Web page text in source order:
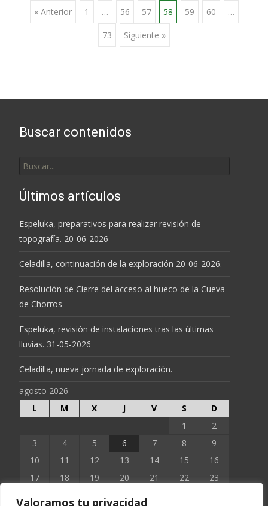
Valoramos tu privacidad
Ir
las
entradas
« Anterior 1 … 56 57 58 59 60 …
73 Siguiente »
Buscar contenidos
por:
Últimos artículos
Espeluka, preparativos para realizar revisión de
topografía. 20-06-2026
Celadilla, continuación de la exploración 20-06-2026.
Resolución de Cierre del acceso al hueco de la Cueva
de Chorros
Espeluka, revisión de instalaciones tras las últimas
lluvias. 31-05-2026
Celadilla, nueva jornada de exploración.
agosto 2026
L
M X J V S
D
1
2
3
4 5 6 7 8
9
10
11 12 13 14 15
16
17
18 19 20 21 22
23